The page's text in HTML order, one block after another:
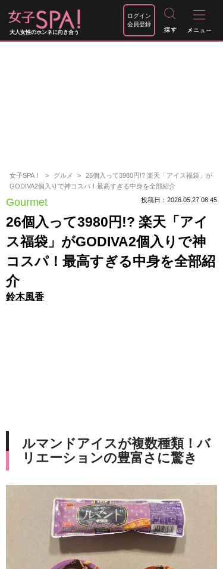
大人女性のホンネに向き合う
ログイン
会員登録
女子SPA！ グルメ
26個入って3980円!? 楽天「アイス福袋」が
GODIVA2個入りで神コスパ！最高すぎる中身を全部紹介
Gourmet 投稿日：2026.05.27 08:45
26個入って3980円!? 楽天「アイ
ス福袋」がGODIVA2個入りで神
コスパ！最高すぎる中身を全部紹
介
鈴木風香
ルマンドアイスが複数種類！バ
リエーションの豊富さに驚き